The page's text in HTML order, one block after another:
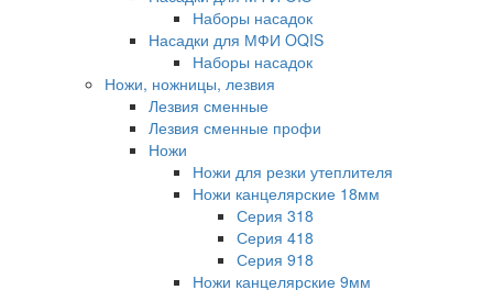
Наборы насадок
Насадки для МФИ OQIS
Наборы насадок
Ножи, ножницы, лезвия
Лезвия сменные
Лезвия сменные профи
Ножи
Ножи для резки утеплителя
Ножи канцелярские 18мм
Серия 318
Серия 418
Серия 918
Ножи канцелярские 9мм